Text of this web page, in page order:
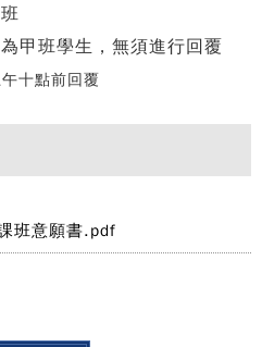
甲班學生， 無須進行回覆
十點前回覆
班意願書.pdf